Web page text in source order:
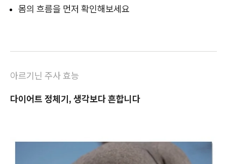
몸의 흐름을 먼저 확인해보세요
아르기닌 주사 효능
다이어트 정체기, 생각보다 흔합니다